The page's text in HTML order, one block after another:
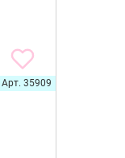
Арт. 35909